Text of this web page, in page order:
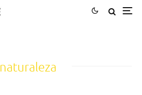
naturaleza